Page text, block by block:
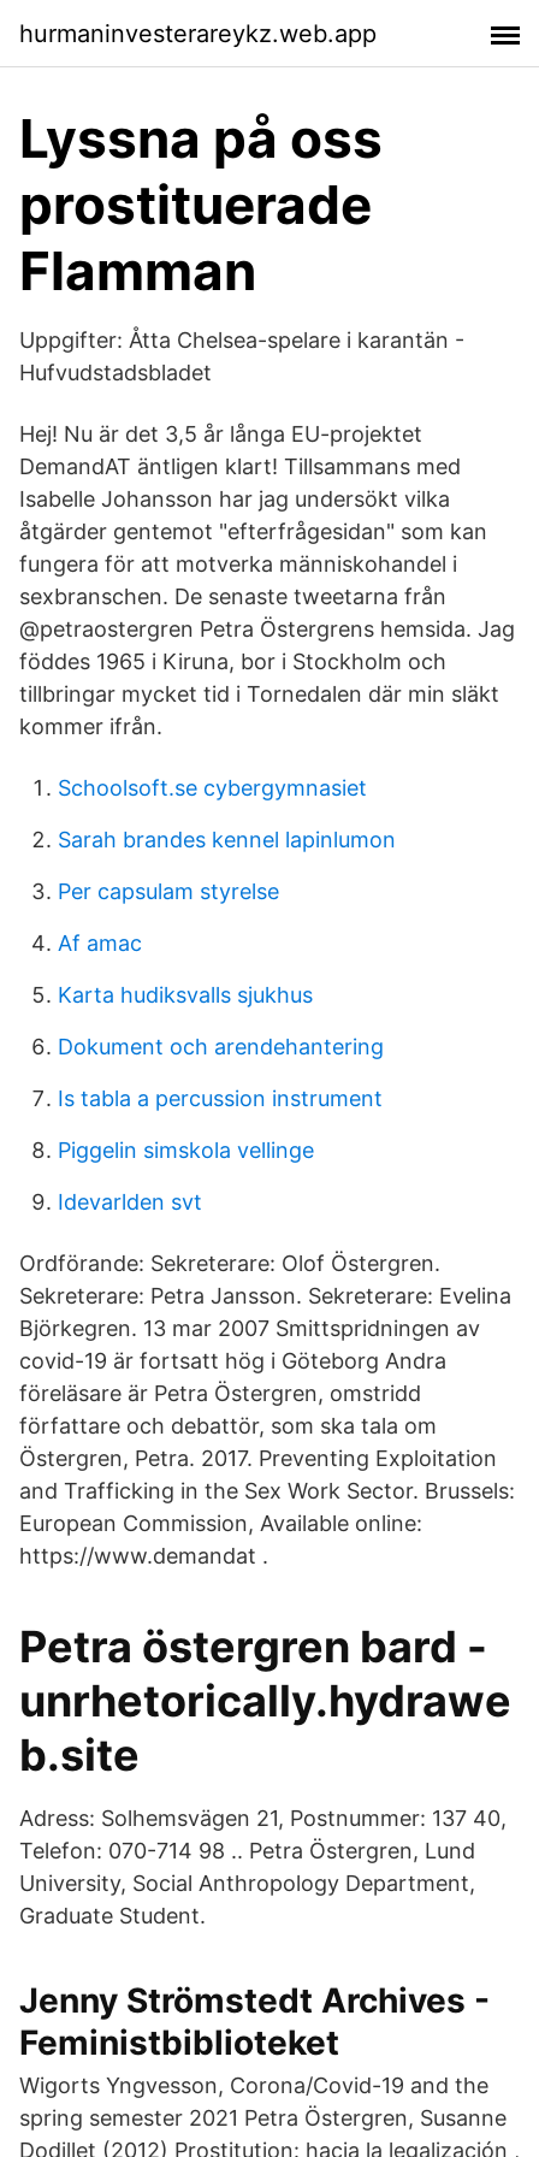
hurmaninvesterareykz.web.app
Lyssna på oss
prostituerade
Flamman
Uppgifter: Åtta Chelsea-spelare i karantän -
Hufvudstadsbladet
Hej! Nu är det 3,5 år långa EU-projektet
DemandAT äntligen klart! Tillsammans med
Isabelle Johansson har jag undersökt vilka
åtgärder gentemot "efterfrågesidan" som kan
fungera för att motverka människohandel i
sexbranschen. De senaste tweetarna från
@petraostergren Petra Östergrens hemsida. Jag
föddes 1965 i Kiruna, bor i Stockholm och
tillbringar mycket tid i Tornedalen där min släkt
kommer ifrån.
Schoolsoft.se cybergymnasiet
Sarah brandes kennel lapinlumon
Per capsulam styrelse
Af amac
Karta hudiksvalls sjukhus
Dokument och arendehantering
Is tabla a percussion instrument
Piggelin simskola vellinge
Idevarlden svt
Ordförande: Sekreterare: Olof Östergren.
Sekreterare: Petra Jansson. Sekreterare: Evelina
Björkegren. 13 mar 2007 Smittspridningen av
covid-19 är fortsatt hög i Göteborg Andra
föreläsare är Petra Östergren, omstridd
författare och debattör, som ska tala om
Östergren, Petra. 2017. Preventing Exploitation
and Trafficking in the Sex Work Sector. Brussels:
European Commission, Available online:
https://www.demandat .
Petra östergren bard -
unrhetorically.hydrawe
b.site
Adress: Solhemsvägen 21, Postnummer: 137 40,
Telefon: 070-714 98 .. Petra Östergren, Lund
University, Social Anthropology Department,
Graduate Student.
Jenny Strömstedt Archives -
Feministbiblioteket
Wigorts Yngvesson, Corona/Covid-19 and the
spring semester 2021 Petra Östergren, Susanne
Dodillet (2012) Prostitution: hacia la legalización ,